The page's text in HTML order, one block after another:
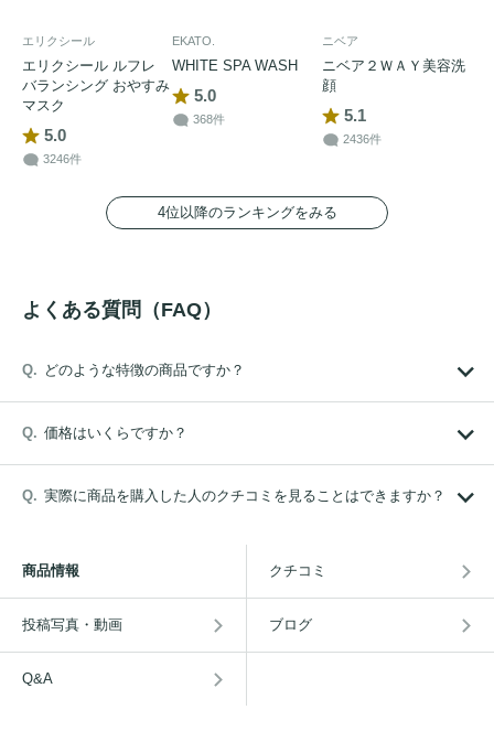
エリクシール
エリクシール ルフレ
バランシング おやすみ
マスク
5.0
3246件
EKATO.
WHITE SPA WASH
5.0
368件
ニベア
ニベア２ＷＡＹ美容洗
顔
5.1
2436件
4位以降のランキングをみる
よくある質問（FAQ）
どのような特徴の商品ですか？
価格はいくらですか？
実際に商品を購入した人のクチコミを見ることはできますか？
商品情報 クチコミ
投稿写真・動画 ブログ
Q&A